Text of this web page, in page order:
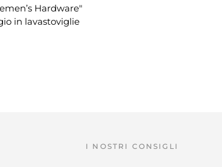
Hardware"
in lavastoviglie